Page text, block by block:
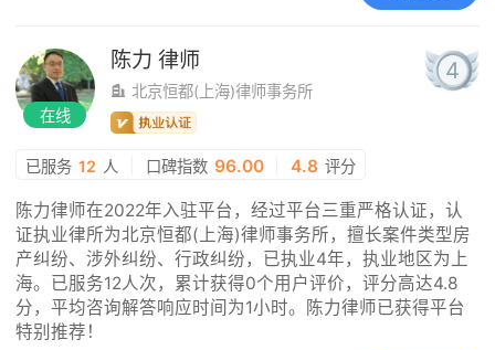
在线
陈力 律师
北京恒都(上海)律师事务所
4
已服务 12 人 口碑指数 96.00 4.8 评分
陈力律师在2022年入驻平台，经过平台三重严格认证，认
证执业律所为北京恒都(上海)律师事务所，擅长案件类型房
产纠纷、涉外纠纷、行政纠纷，已执业4年，执业地区为上
海。已服务12人次，累计获得0个用户评价，评分高达4.8
分，平均咨询解答响应时间为1小时。陈力律师已获得平台
特别推荐！